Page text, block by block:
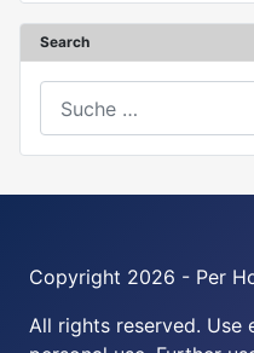
Search
Copyright 2026 - Per
All rights reserved.